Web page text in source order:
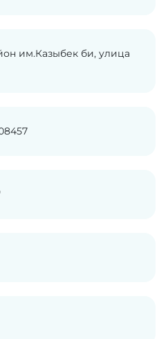
им.Казыбек би, улица